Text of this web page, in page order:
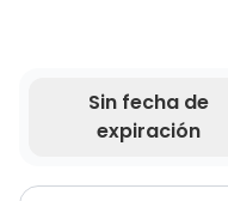
Sin fecha de
expiración
Tus datos son